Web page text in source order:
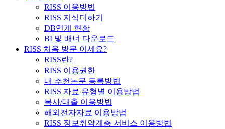
RISS 이용방법
RISS 지식더하기
DB연계 현황
BI 및 배너 다운로드
RISS 처음 방문 이세요?
RISS란?
RISS 이용권한
내 추천논문 등록방법
RISS 자료 유형별 이용방법
복사/대출 이용방법
해외전자자료 이용방법
RISS 정보취약계층 서비스 이용방법